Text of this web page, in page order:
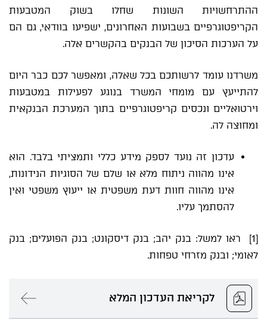
ההתרחשויות השונות שחלו בשוק המטבעות
הקריפטוגרפיים בשבועות האחרונים, ישפיעו בוודאי, גם הם
על הערכות הסיכון של הבנקים בהקשרים אלה.
משרדנו עומד לרשותכם בכל שאלה, ומאפשר לכם כבר היום
להתייעץ עם מומחי המשרד בנוגע לפעילות במטבעות
וירטואליים ונכסים קריפטוגרפיים בתוך המערכת הבנקאית
ומחוצה לה.
עדכון זה נועד לספק מידע כללי ותמציתי בלבד. הוא
אינו מהווה ניתוח מלא או שלם של הסוגיות הנידונות,
אינו מהווה חוות דעת משפטית או ייעוץ משפטי ואין
להסתמך עליו.
[1] ראו למשל: בנק יהב; בנק דיסקונט; בנק הפועלים; בנק
לאומי; ובנק מזרחי טפחות.
לקריאת העדכון המלא